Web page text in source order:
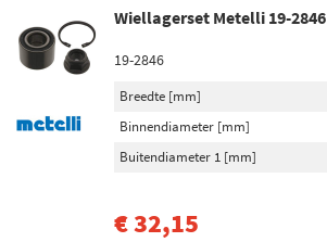
Wiellagerset Metelli 19-2846
19-2846
Breedte [mm]
Binnendiameter [mm]
Buitendiameter 1 [mm]
€ 32,15